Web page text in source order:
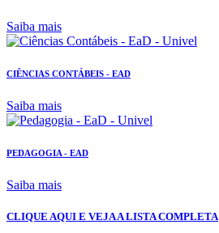
Saiba mais
CIÊNCIAS CONTÁBEIS - EAD
Saiba mais
PEDAGOGIA - EAD
Saiba mais
CLIQUE AQUI E VEJA A LISTA COMPLETA